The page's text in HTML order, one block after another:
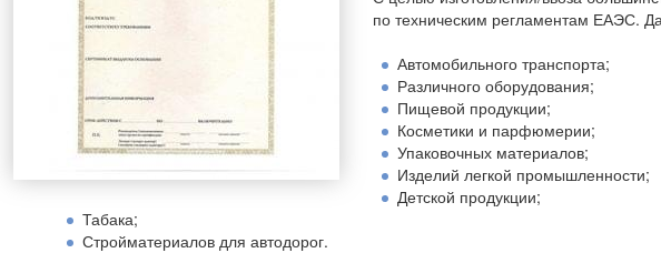
по техническим регламентам ЕАЭС.
Автомобильного транспорта;
Различного оборудования;
Пищевой продукции;
Косметики и парфюмерии;
Упаковочных материалов;
Изделий легкой промышленности;
Детской продукции;
Табака;
Стройматериалов для автодорог.